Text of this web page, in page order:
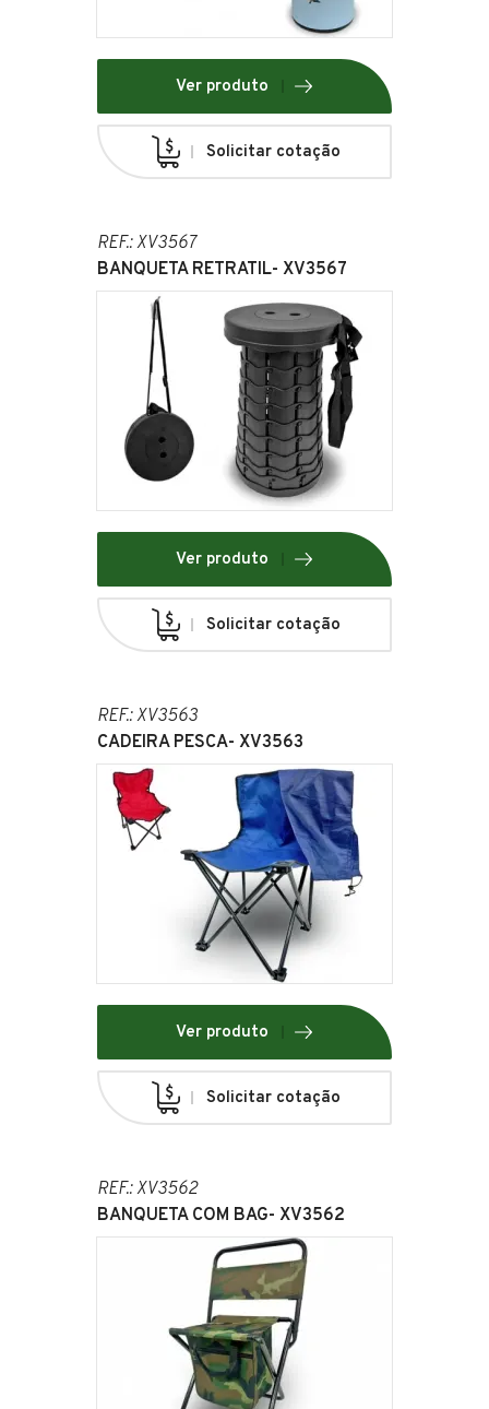
Ver produto
Solicitar cotação
REF.: XV3567
BANQUETA RETRATIL- XV3567
Ver produto
Solicitar cotação
REF.: XV3563
CADEIRA PESCA- XV3563
Ver produto
Solicitar cotação
REF.: XV3562
BANQUETA COM BAG- XV3562